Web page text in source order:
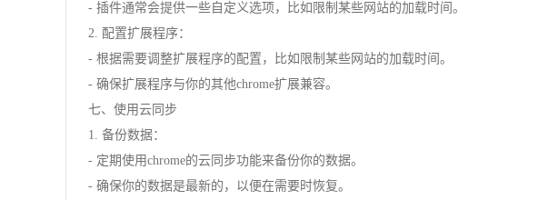
- 插件通常会提供一些自定义选项，比如限制某些网站的加载时间。
2. 配置扩展程序：
- 根据需要调整扩展程序的配置，比如限制某些网站的加载时间。
- 确保扩展程序与你的其他chrome扩展兼容。
七、使用云同步
1. 备份数据：
- 定期使用chrome的云同步功能来备份你的数据。
- 确保你的数据是最新的，以便在需要时恢复。